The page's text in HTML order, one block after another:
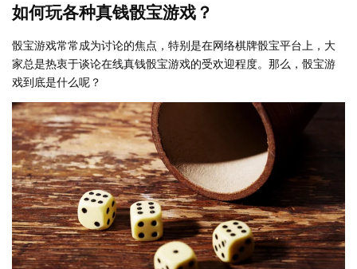
如何玩各种真钱骰宝游戏？
骰宝游戏常常成为讨论的焦点，特别是在网络棋牌骰宝平台上，大
家总是热衷于谈论在线真钱骰宝游戏的受欢迎程度。那么，骰宝游
戏到底是什么呢？